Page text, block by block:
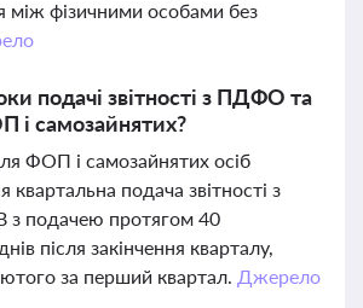
між фізичними особами без
подачі звітності з ПДФО та
самозайнятих?
ФОП і самозайнятих осіб
квартальна подача звітності з
подачею протягом 40
після закінчення кварталу,
за перший квартал. Джерело